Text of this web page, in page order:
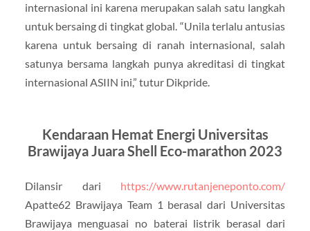
internasional ini karena merupakan salah satu langkah
untuk bersaing di tingkat global. “Unila terlalu antusias
karena untuk bersaing di ranah internasional, salah
satunya bersama langkah punya akreditasi di tingkat
internasional ASIIN ini,” tutur Dikpride.
Kendaraan Hemat Energi Universitas
Brawijaya Juara Shell Eco-marathon 2023
Dilansir dari https://www.rutanjeneponto.com/
Apatte62 Brawijaya Team 1 berasal dari Universitas
Brawijaya menguasai no baterai listrik berasal dari